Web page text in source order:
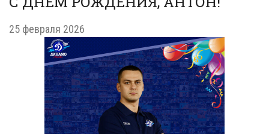
25 февраля 2026